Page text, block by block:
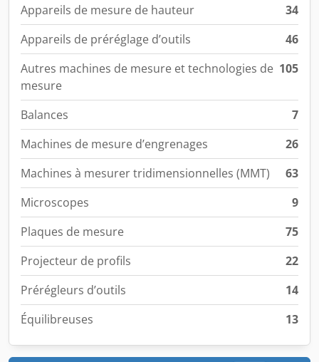
Appareils de mesure de hauteur
34
Appareils de préréglage d’outils
46
Autres machines de mesure et technologies de
mesure
105
Balances
7
Machines de mesure d’engrenages
26
Machines à mesurer tridimensionnelles (MMT)
63
Microscopes
9
Plaques de mesure
75
Projecteur de profils
22
Prérégleurs d’outils
14
Équilibreuses
13